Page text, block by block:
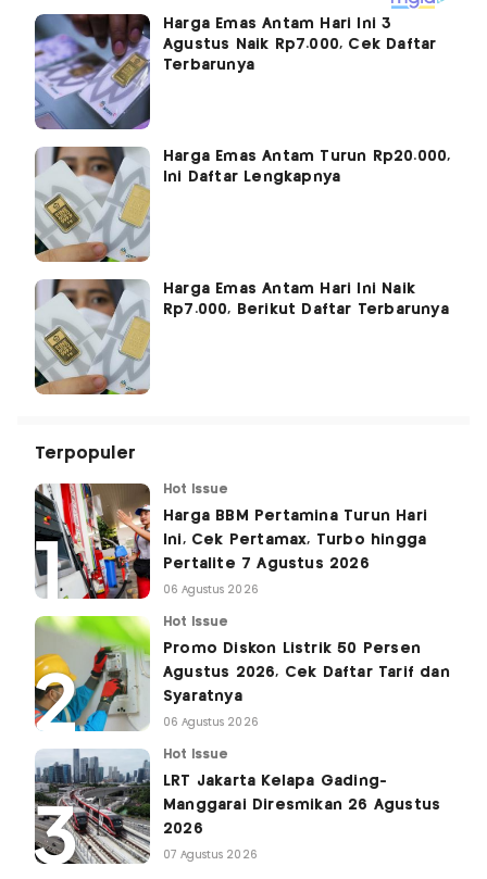
Harga Emas Antam Hari Ini 3
Agustus Naik Rp7.000, Cek Daftar
Terbarunya
Harga Emas Antam Turun Rp20.000,
Ini Daftar Lengkapnya
Harga Emas Antam Hari Ini Naik
Rp7.000, Berikut Daftar Terbarunya
Terpopuler
Hot Issue
Harga BBM Pertamina Turun Hari
Ini, Cek Pertamax, Turbo hingga
Pertalite 7 Agustus 2026
06 Agustus 2026
Hot Issue
Promo Diskon Listrik 50 Persen
Agustus 2026, Cek Daftar Tarif dan
Syaratnya
06 Agustus 2026
Hot Issue
LRT Jakarta Kelapa Gading-
Manggarai Diresmikan 26 Agustus
2026
07 Agustus 2026